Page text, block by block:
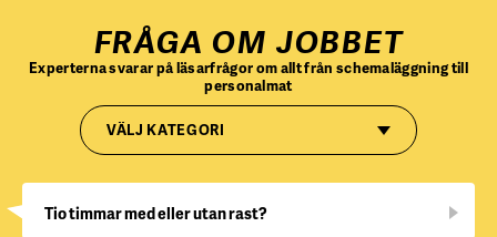
FRÅGA OM JOBBET
Experterna svarar på läsarfrågor om allt från schemaläggning till
personalmat
VÄLJ KATEGORI
Tio timmar med eller utan rast?